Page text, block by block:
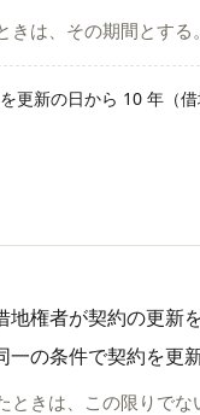
は、その期間とする。
更新の日から 10 年（
権者が契約の更新
の条件で契約を更
きは、この限りでな